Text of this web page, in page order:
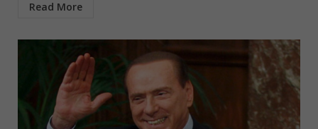
Read More